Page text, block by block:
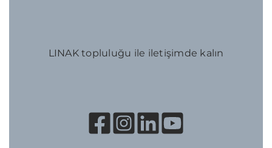
LINAK topluluğu ile iletişimde kalın